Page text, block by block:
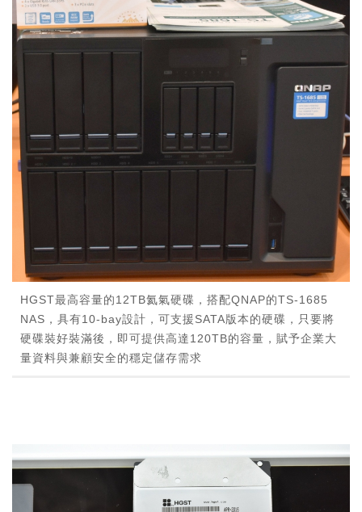
HGST最高容量的12TB氦氣硬碟，搭配QNAP的TS-1685
NAS，具有10-bay設計，可支援SATA版本的硬碟，只要將
硬碟裝好裝滿後，即可提供高達120TB的容量，賦予企業大
量資料與兼顧安全的穩定儲存需求